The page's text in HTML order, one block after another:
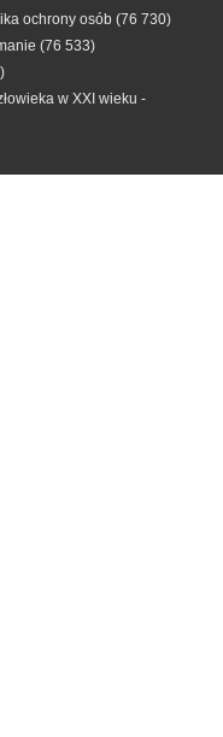
ochrony osób (76 730)
(76 533)
w XXI wieku -